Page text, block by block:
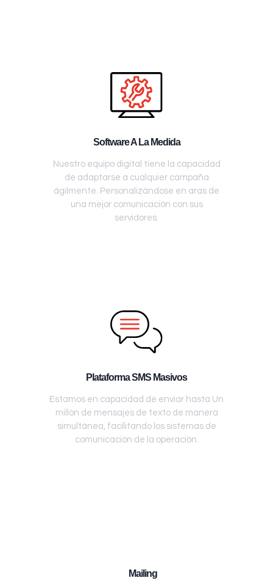
Software A La Medida
Nuestro equipo digital tiene la capacidad
de adaptarse a cualquier campaña
ágilmente. Personalizándose en aras de
una mejor comunicación con sus
servidores.
Plataforma SMS Masivos
Estamos en capacidad de enviar hasta Un
millón de mensajes de texto de manera
simultánea, facilitando los sistemas de
comunicación de la operación.
Mailing